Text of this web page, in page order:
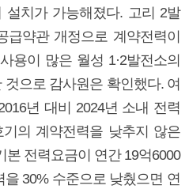
설치가 가능해졌다. 고리 2발
급약관 개정으로 계약전력이
용이 많은 월성 1·2발전소의
으로 감사원은 확인했다. 여
년 대비 2024년 소내 전력
의 계약전력을 낮추지 않은
본 전력요금이 연간 19억6000
30% 수준으로 낮췄으면 연